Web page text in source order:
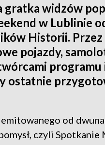
gratka widzów
w Lublinie
Historii.
pojazdy,
programu
ostatnie
od
czyli